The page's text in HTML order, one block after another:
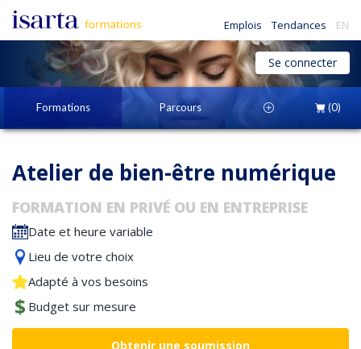
Emplois Tendances EN
Se connecter
Formations Parcours (0)
Atelier de bien-être numérique
FORMATION EN PRIVÉ OU EN ENTREPRISE
Date et heure variable
Lieu de votre choix
Adapté à vos besoins
Budget sur mesure
Obtenir une soumission